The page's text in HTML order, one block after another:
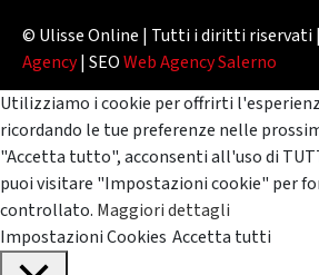
© Ulisse Online | Tutti i diritti riservati
Agency| SEOWeb Agency Salerno
Utilizziamo i cookie per offrirti
ricordando le tue preferenze nelle
"Accetta tutto", acconsenti all'uso di
puoi visitare "Impostazioni cookie" per
controllato. Maggiori dettagli
Impostazioni Cookies Accetta tutti